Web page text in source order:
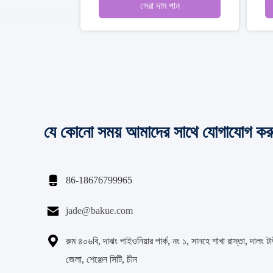
সেরা দাম পান
যে কোনো সময় আমাদের সাথে যোগাযোগ
 86-18676799965
 jade@bakue.com

রুম ৪০৬বি, দাঝং পাইওনিয়ার পার্ক, নং ১, সানহে শাখা রাস্তা, দালং
জেলা, শেঞ্জেন সিটি, চীন